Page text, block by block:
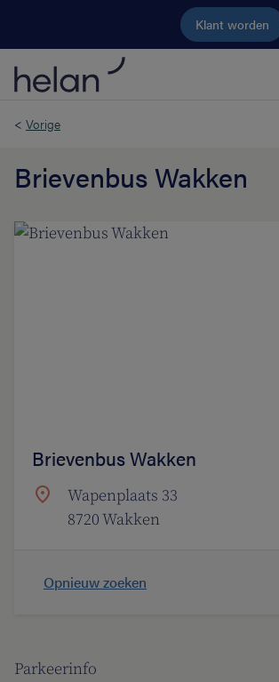
Ga naar de
Klant worden
< Vorige
Brievenbus Wakken
Parkeerinfo
Brievenbus Wakken
Wapenplaats 33
8720 Wakken
Opnieuw zoeken